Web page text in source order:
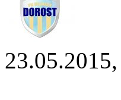
23.05.2015,